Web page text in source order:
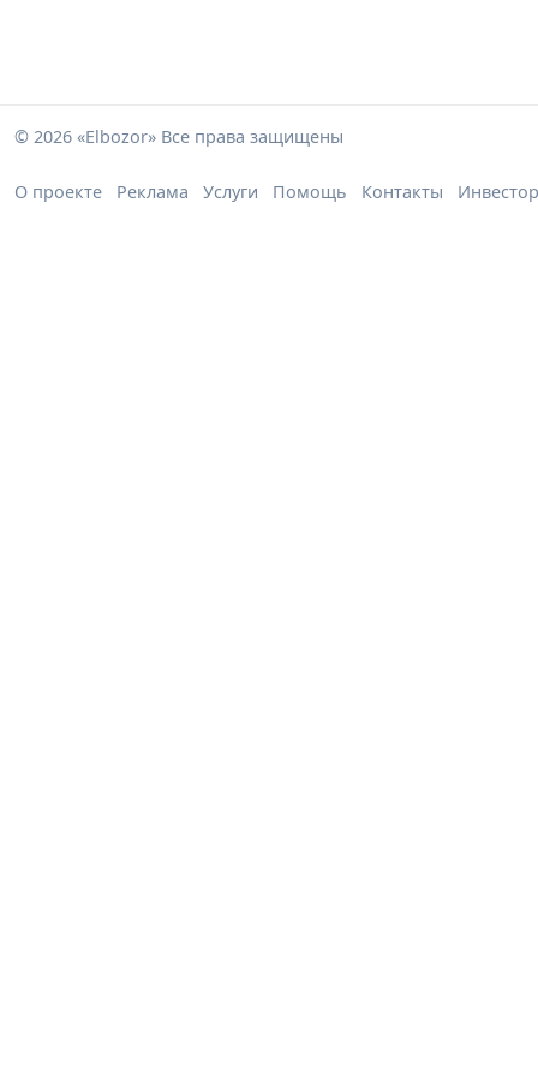
© 2026 «Elbozor» Все права защищены
О проекте Реклама Услуги Помощь Контакты